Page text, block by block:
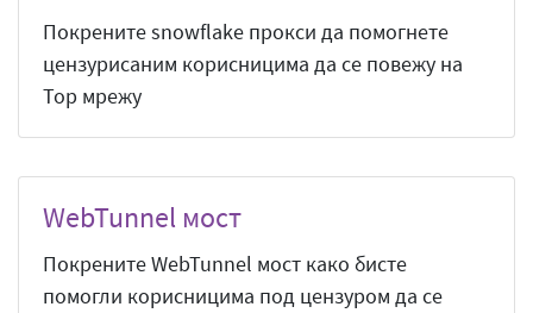
Покрените snowflake прокси да помогнете
цензурисаним корисницима да се повежу на
Тор мрежу
WebTunnel мост
Покрените WebTunnel мост како бисте
помогли корисницима под цензуром да се